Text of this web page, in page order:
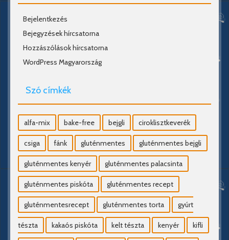
Bejelentkezés
Bejegyzések hírcsatorna
Hozzászólások hírcsatorna
WordPress Magyarország
Szó címkék
alfa-mix bake-free bejgli ciroklisztkeverék
csiga fánk gluténmentes gluténmentes bejgli
gluténmentes kenyér gluténmentes palacsinta
gluténmentes piskóta gluténmentes recept
gluténmentesrecept gluténmentes torta gyúrt
tészta kakaós piskóta kelt tészta kenyér kifli